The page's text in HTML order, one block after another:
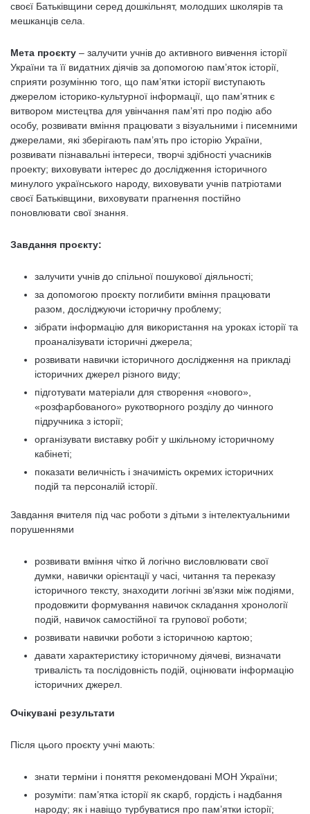
своєї Батьківщини серед дошкільнят, молодших школярів та
мешканців села.
Мета проєкту – залучити учнів до активного вивчення історії
України та її видатних діячів за допомогою пам’яток історії,
сприяти розумінню того, що пам’ятки історії виступають
джерелом історико-культурної інформації, що пам’ятник є
витвором мистецтва для увінчання пам’яті про подію або
особу, розвивати вміння працювати з візуальними і писемними
джерелами, які зберігають пам’ять про історію України,
розвивати пізнавальні інтереси, творчі здібності учасників
проекту; виховувати інтерес до дослідження історичного
минулого українського народу, виховувати учнів патріотами
своєї Батьківщини, виховувати прагнення постійно
поновлювати свої знання.
Завдання проєкту:
залучити учнів до спільної пошукової діяльності;
за допомогою проєкту поглибити вміння працювати
разом, досліджуючи історичну проблему;
зібрати інформацію для використання на уроках історії та
проаналізувати історичні джерела;
розвивати навички історичного дослідження на прикладі
історичних джерел різного виду;
підготувати матеріали для створення «нового»,
«розфарбованого» рукотворного розділу до чинного
підручника з історії;
організувати виставку робіт у шкільному історичному
кабінеті;
показати величність і значимість окремих історичних
подій та персоналій історії.
Завдання вчителя під час роботи з дітьми з інтелектуальними
порушеннями
розвивати вміння чітко й логічно висловлювати свої
думки, навички орієнтації у часі, читання та переказу
історичного тексту, знаходити логічні зв’язки між подіями,
продовжити формування навичок складання хронології
подій, навичок самостійної та групової роботи;
розвивати навички роботи з історичною картою;
давати характеристику історичному діячеві, визначати
тривалість та послідовність подій, оцінювати інформацію
історичних джерел.
Очікувані результати
Після цього проєкту учні мають:
знати терміни і поняття рекомендовані МОН України;
розуміти: пам’ятка історії як скарб, гордість і надбання
народу; як і навіщо турбуватися про пам’ятки історії;